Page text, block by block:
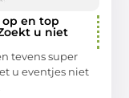
en top
u niet
tevens super
u eventjes niet